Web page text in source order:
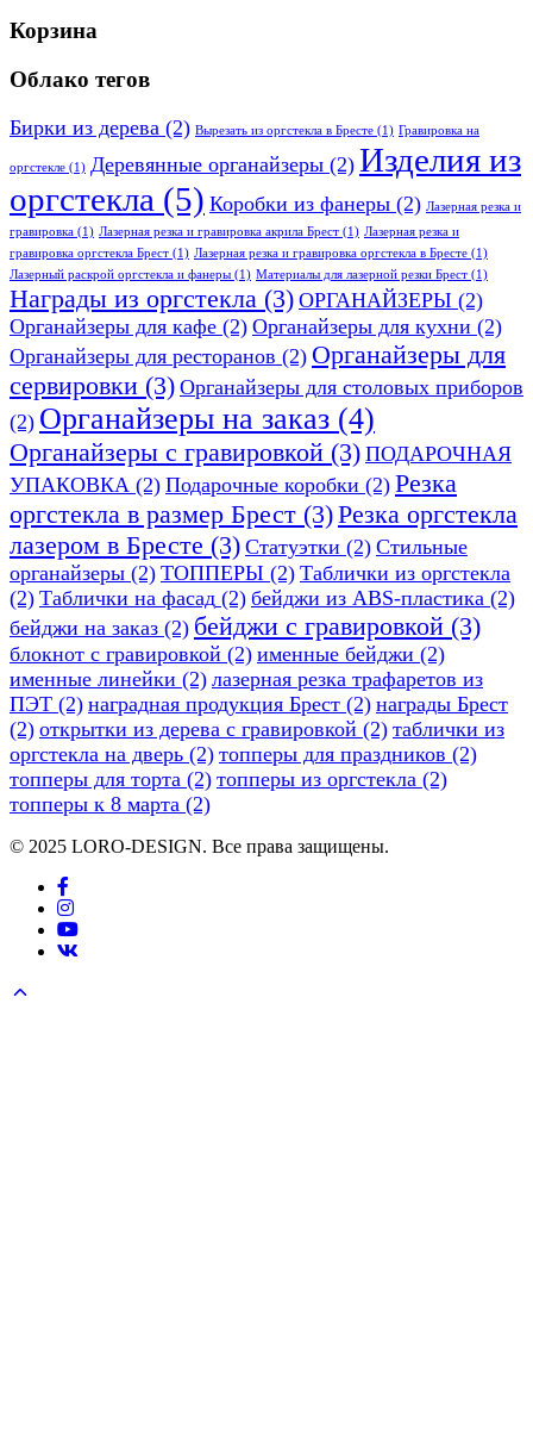
Корзина
Облако тегов
Бирки из дерева (2) Вырезать из оргстекла в Бресте (1) Гравировка на
оргстекле (1) Деревянные органайзеры (2) Изделия из
оргстекла (5) Коробки из фанеры (2) Лазерная резка и
гравировка (1) Лазерная резка и гравировка акрила Брест (1) Лазерная резка и
гравировка оргстекла Брест (1) Лазерная резка и гравировка оргстекла в Бресте (1)
Лазерный раскрой оргстекла и фанеры (1) Материалы для лазерной резки Брест (1)
Награды из оргстекла (3) ОРГАНАЙЗЕРЫ (2)
Органайзеры для кафе (2) Органайзеры для кухни (2)
Органайзеры для ресторанов (2) Органайзеры для
сервировки (3) Органайзеры для столовых приборов
(2) Органайзеры на заказ (4)
Органайзеры с гравировкой (3) ПОДАРОЧНАЯ
УПАКОВКА (2) Подарочные коробки (2) Резка
оргстекла в размер Брест (3)Резка оргстекла
лазером в Бресте (3) Статуэтки (2) Стильные
органайзеры (2) ТОППЕРЫ (2) Таблички из оргстекла
(2) Таблички на фасад (2) бейджи из ABS-пластика (2)
бейджи на заказ (2) бейджи с гравировкой (3)
блокнот с гравировкой (2) именные бейджи (2)
именные линейки (2) лазерная резка трафаретов из
ПЭТ (2) наградная продукция Брест (2) награды Брест
(2) открытки из дерева с гравировкой (2) таблички из
оргстекла на дверь (2) топперы для праздников (2)
топперы для торта (2) топперы из оргстекла (2)
топперы к 8 марта (2)
© 2025 LORO-DESIGN. Все права защищены.